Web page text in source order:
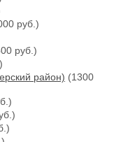
руб.)
руб.)
район) (1300